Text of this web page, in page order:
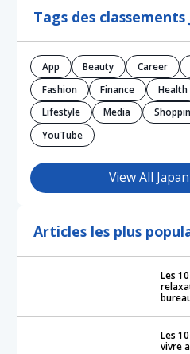
Tags des classements
App Beauty Career
Fashion
Finance Health
Lifestyle
Media
YouTube
View All
Articles les plus
Les
Les
vivre